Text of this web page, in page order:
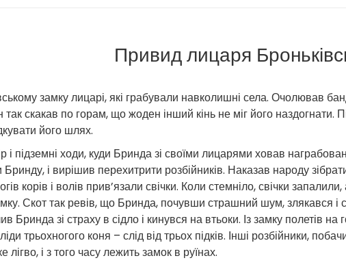
Привид лицаря
замку лицарі, які грабували навколишні села. Очолював
так скакав по горам, що жоден інший кінь не міг його
його шлях.
і підземні ходи, куди Бринда зі своїми лицарями ховав
і вирішив перехитрити розбійників. Наказав народу зібрати
корів і волів прив’язали свічки. Коли стемніло, свічки
Скот так ревів, що Бринда, почувши страшний шум, злякався
Бринда зі страху в сідло і кинувся на втьоки. Із замку полетів
трьохногого коня – слід від трьох підків. Інші розбійники,
лігво, і з того часу лежить замок в руїнах.